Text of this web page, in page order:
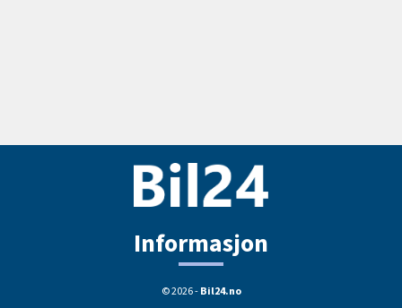
Informasjon
© 2026 -Bil24.no